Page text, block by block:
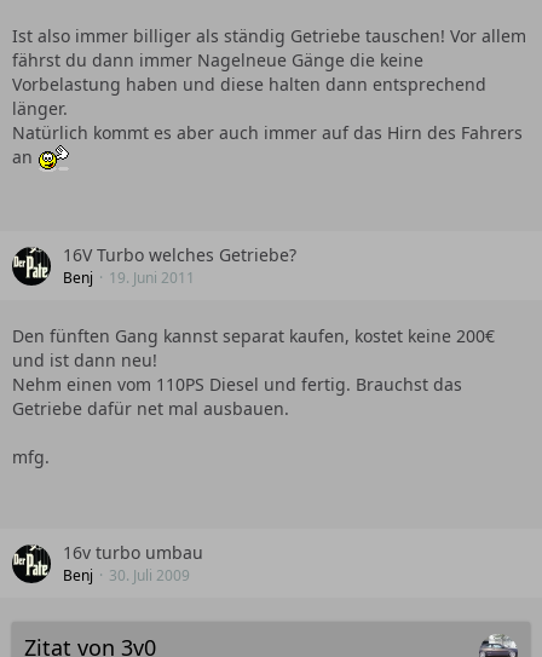
Ist also immer billiger als ständig Getriebe tauschen! Vor allem
fährst du dann immer Nagelneue Gänge die keine
Vorbelastung haben und diese halten dann entsprechend
länger.
Natürlich kommt es aber auch immer auf das Hirn des Fahrers
an
16V Turbo welches Getriebe?
Benj 19. Juni 2011
Den fünften Gang kannst separat kaufen, kostet keine 200€
und ist dann neu!
Nehm einen vom 110PS Diesel und fertig. Brauchst das
Getriebe dafür net mal ausbauen.
mfg.
16v turbo umbau
Benj 30. Juli 2009
Zitat von 3v0